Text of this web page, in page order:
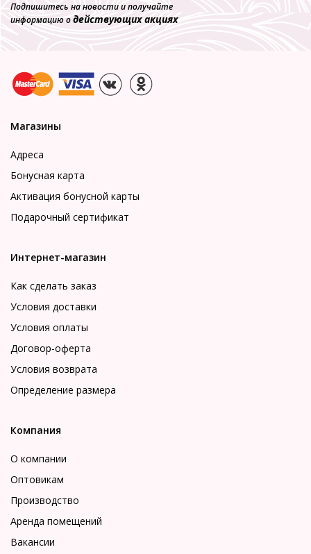
Подпишитесь на новости и получайте
информацию одействующих акциях
Магазины
Адреса
Бонусная карта
Активация бонусной карты
Подарочный сертификат
Интернет-магазин
Как сделать заказ
Условия доставки
Условия оплаты
Договор-оферта
Условия возврата
Определение размера
Компания
О компании
Оптовикам
Производство
Аренда помещений
Вакансии